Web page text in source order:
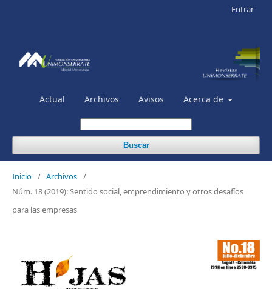
Actual Archivos Avisos Acerca de
Buscar
Entrar
Inicio / Archivos /
Núm. 18 (2019): Sentido social, emprendimiento y otros desafíos
para las empresas